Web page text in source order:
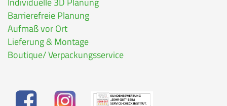
Barrierefreie Planung
Aufmaß vor Ort
Lieferung & Montage
Boutique/ Verpackungsservice